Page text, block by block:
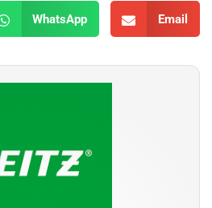
WhatsApp Email